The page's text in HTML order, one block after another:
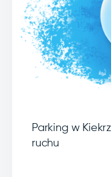
Parking w
ruchu